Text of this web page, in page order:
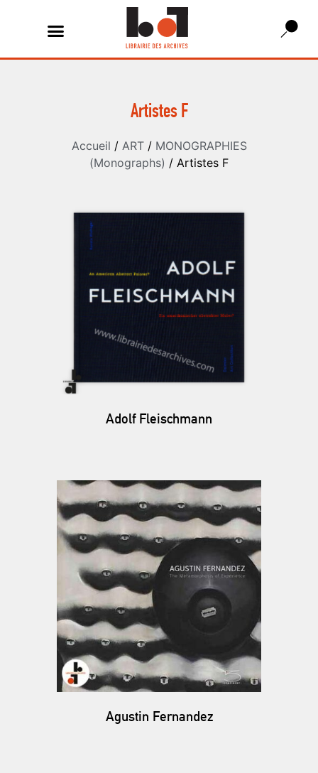
Artistes F
Accueil / ART/ MONOGRAPHIES
(Monographs) / Artistes F
Adolf Fleischmann
Agustin Fernandez